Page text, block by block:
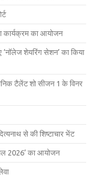
कार्यक्रम का आयोजन
शेयरिंग सेशन’ का किया
टैलेंट शो सीजन 1 के विनर
से की शिष्टाचार भेंट
2026’ का आयोजन